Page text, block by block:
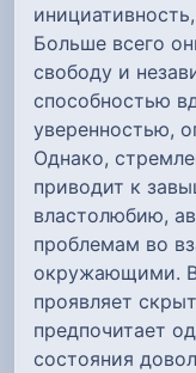
Больше всего
свободу и
способностью
уверенностью,
Однако,
приводит к
властолюбию,
проблемам во
окружающими.
проявляет
предпочитает
состояния